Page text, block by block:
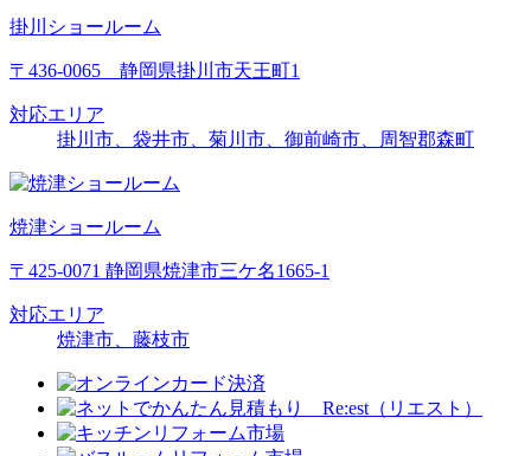
掛川ショールーム
〒436-0065 静岡県掛川市天王町1
対応エリア
掛川市、袋井市、菊川市、御前崎市、周智郡森町
焼津ショールーム
〒425-0071 静岡県焼津市三ケ名1665-1
対応エリア
焼津市、藤枝市